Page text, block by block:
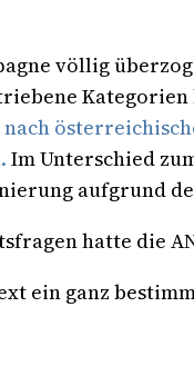
völlig
Im Unterschied
aufgrund
hatte die
ein ganz